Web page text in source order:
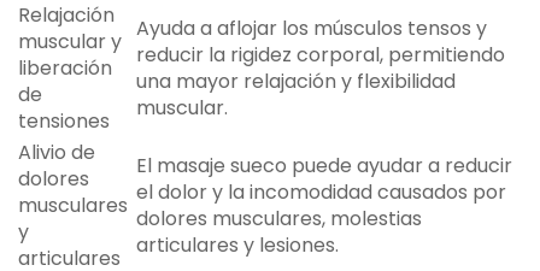
Relajación
muscular y
liberación
de
tensiones
Ayuda a aflojar los músculos tensos y
reducir la rigidez corporal, permitiendo
una mayor relajación y flexibilidad
muscular.
Alivio de
dolores
musculares
y
articulares
El masaje sueco puede ayudar a reducir
el dolor y la incomodidad causados por
dolores musculares, molestias
articulares y lesiones.